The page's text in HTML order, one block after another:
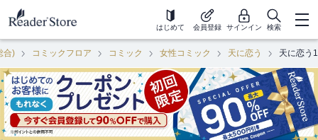
はじめて 会員登録 サインイン 検索
合) コミックフロア コミック 女性コミック 天に恋う 天に恋う1